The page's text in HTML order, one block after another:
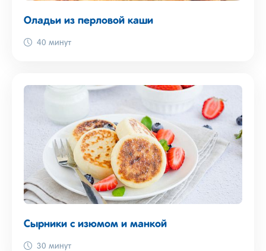
Оладьи из перловой каши
40 минут
Сырники с изюмом и манкой
30 минут